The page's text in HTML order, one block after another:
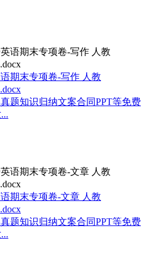
期末专项卷-写作 人教
题知识归纳文案合同PPT等免费
期末专项卷-文章 人教
题知识归纳文案合同PPT等免费